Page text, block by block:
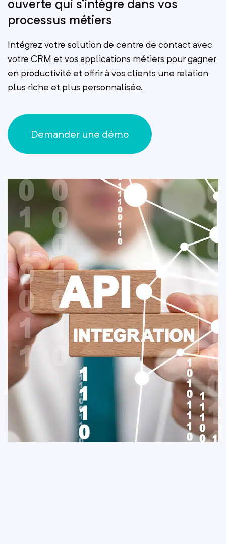
ouverte qui s’intègre dans vos
processus métiers
Intégrez votre solution de centre de contact avec
votre CRM et vos applications métiers pour gagner
en productivité et offrir à vos clients une relation
plus riche et plus personnalisée.
Demander une démo